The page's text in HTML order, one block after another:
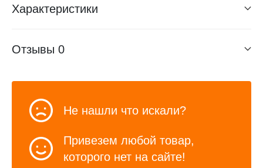
Характеристики
Отзывы 0
Не нашли что искали?
Привезем любой товар,
которого нет на сайте!